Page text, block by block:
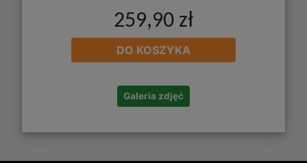
259,90 zł
DO KOSZYKA
Galeria zdjęć